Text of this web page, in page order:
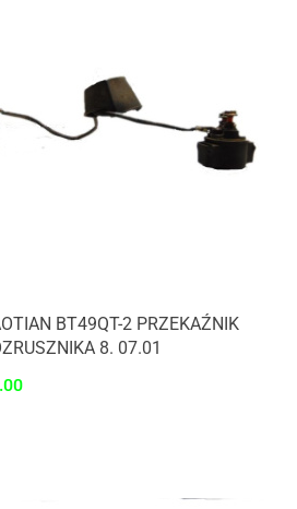
BT49QT-2 PRZEKAŹNIK
8. 07.01